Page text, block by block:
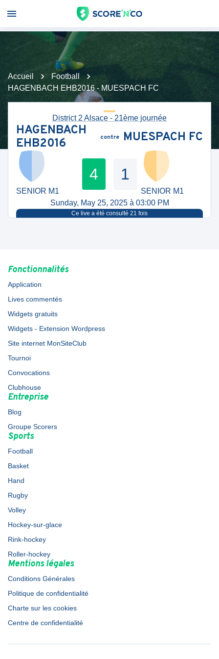
Accueil
Football
HAGENBACH EHB2016 - MUESPACH FC
District 2 Alsace - 21ème journée
HAGENBACH
EHB2016
contre MUESPACH FC
SENIOR M1
4 1
SENIOR M1
Sunday, May 25, 2025 à 03:00 PM
Ce live a été consulté 21 fois
Fonctionnalités
Application
Lives commentés
Widgets gratuits
Widgets - Extension Wordpress
Site internet MonSiteClub
Tournoi
Convocations
Clubhouse
Entreprise
Blog
Groupe Scorers
Sports
Football
Basket
Hand
Rugby
Volley
Hockey-sur-glace
Rink-hockey
Roller-hockey
Mentions légales
Conditions Générales
Politique de confidentialité
Charte sur les cookies
Centre de confidentialité